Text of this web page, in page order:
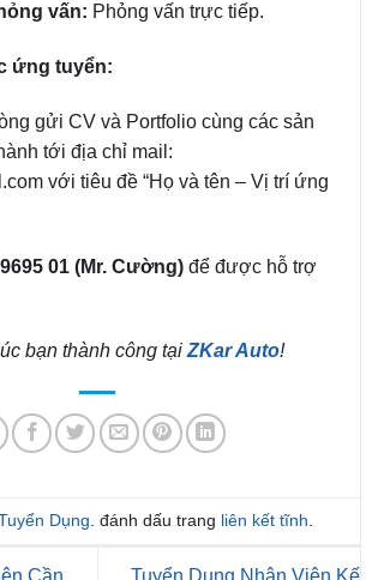
vấn: Phỏng vấn trực tiếp.
ứng tuyển:
gửi CV và Portfolio cùng các sản
tới địa chỉ mail:
với tiêu đề “Họ và tên – Vị trí ứng
01 (Mr. Cường) để được hỗ trợ
bạn thành công tạiZKar Auto!
Dụng. đánh dấu trang liên kết tĩnh.
Cần Tuyển Dụng Nhân Viên Kế